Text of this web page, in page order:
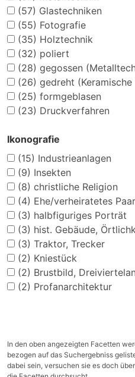
(57) Glastechniken
(55) Fotografie
(35) Holztechnik
(32) poliert
(28) gegossen
(26) gedreht (Keramische
(25) formgeblasen
(23) Druckverfahren
Ikonografie
(15) Industrieanlagen
(9) Insekten
(8) christliche Religion
(4) Ehe/verheiratetes Paar
(3) halbfiguriges Porträt
(3) hist. Gebäude,
(3) Traktor, Trecker
(2) Kniestück
(2) Brustbild,
(2) Profanarchitektur
In den oben angezeigten Facetten
bezogen auf das Suchergebniss
dabei sein, versuchen sie es doch